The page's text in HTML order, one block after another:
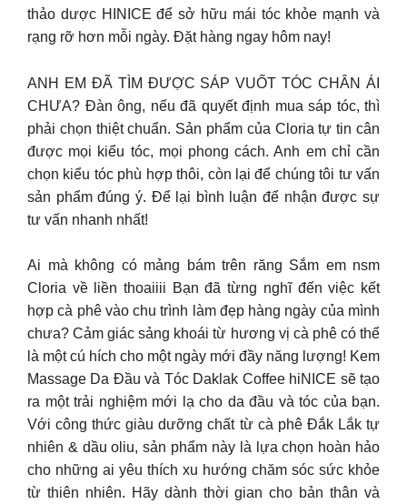
thảo dược HINICE để sở hữu mái tóc khỏe mạnh và
rạng rỡ hơn mỗi ngày. Đặt hàng ngay hôm nay!
ANH EM ĐÃ TÌM ĐƯỢC SÁP VUỐT TÓC CHÂN ÁI
CHƯA? Đàn ông, nếu đã quyết định mua sáp tóc, thì
phải chọn thiệt chuẩn. Sản phẩm của Cloria tự tin cân
được mọi kiểu tóc, mọi phong cách. Anh em chỉ cần
chọn kiểu tóc phù hợp thôi, còn lại để chúng tôi tư vấn
sản phẩm đúng ý. Để lại bình luận để nhận được sự
tư vấn nhanh nhất!
Ai mà không có mảng bám trên răng Sắm em nsm
Cloria về liền thoaiiii Bạn đã từng nghĩ đến việc kết
hợp cà phê vào chu trình làm đẹp hàng ngày của mình
chưa? Cảm giác sảng khoái từ hương vị cà phê có thể
là một cú hích cho một ngày mới đầy năng lượng! Kem
Massage Da Đầu và Tóc Daklak Coffee hiNICE sẽ tạo
ra một trải nghiệm mới lạ cho da đầu và tóc của bạn.
Với công thức giàu dưỡng chất từ cà phê Đắk Lắk tự
nhiên & dầu oliu, sản phẩm này là lựa chọn hoàn hảo
cho những ai yêu thích xu hướng chăm sóc sức khỏe
từ thiên nhiên. Hãy dành thời gian cho bản thân và